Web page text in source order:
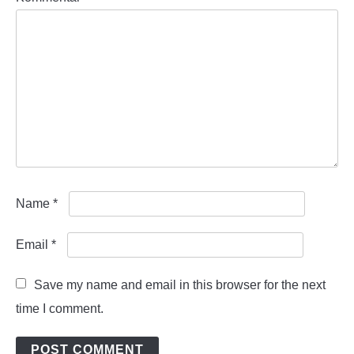
Name *
Email *
Save my name and email in this browser for the next
time I comment.